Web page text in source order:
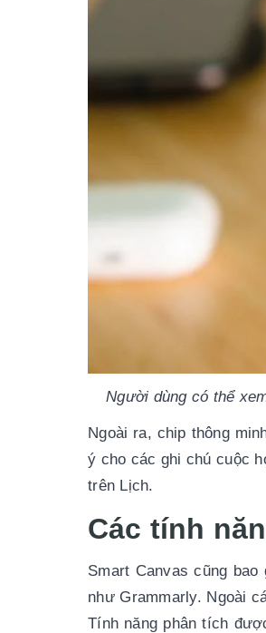
Người dùng có thể
Ngoài ra, chip thông
ý cho các ghi chú cuộc
trên Lịch.
Các tính
Smart Canvas cũng
như Grammarly. Ngoài
Tính năng phân tích